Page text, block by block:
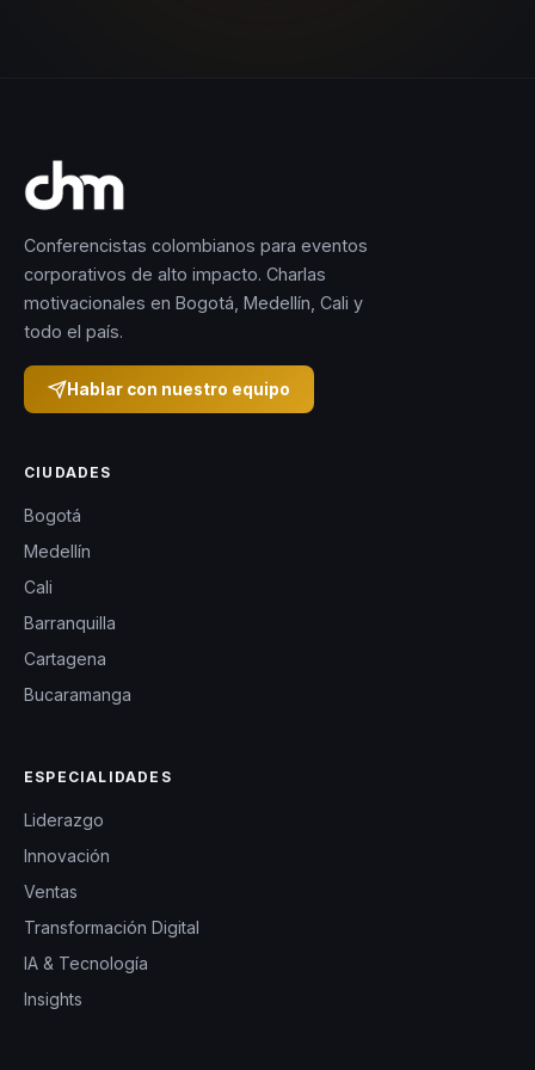
Conferencistas colombianos para eventos
corporativos de alto impacto. Charlas
motivacionales en Bogotá, Medellín, Cali y
todo el país.
Hablar con nuestro equipo
CIUDADES
Bogotá
Medellín
Cali
Barranquilla
Cartagena
Bucaramanga
ESPECIALIDADES
Liderazgo
Innovación
Ventas
Transformación Digital
IA & Tecnología
Insights